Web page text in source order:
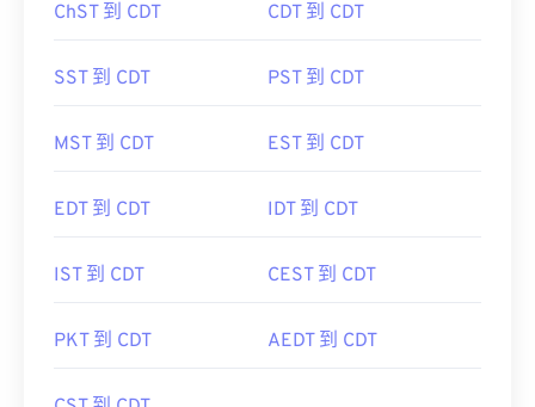
ChST 到 CDT CDT 到 CDT
SST 到 CDT PST 到 CDT
MST 到 CDT EST 到 CDT
EDT 到 CDT IDT 到 CDT
IST 到 CDT CEST 到 CDT
PKT 到 CDT AEDT 到 CDT